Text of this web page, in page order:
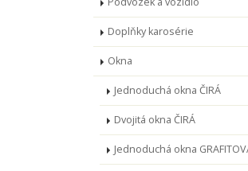
Doplňky karosérie
Okna
Jednoduchá okna ČIRÁ
Dvojitá okna ČIRÁ
Jednoduchá okna